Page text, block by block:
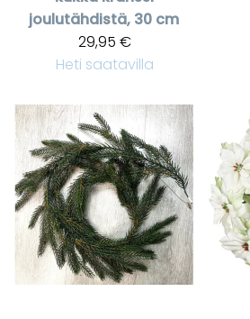
joulutähdistä, 30 cm
29,95 €
Heti saatavilla